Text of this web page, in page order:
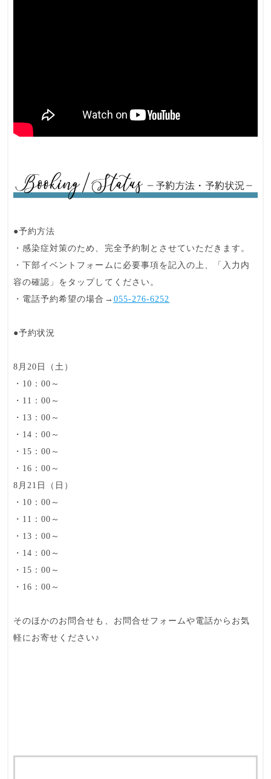
●予約方法
・感染症対策のため、 完全予約制 とさせていただきます。
・下部イベントフォームに必要事項を記入の上、「入力内
容の確認」をタップしてください。
・電話予約希望の場合→ 055-276-6252
●予約状況
8月20日（土）
・10：00～
・11：00～
・13：00～
・14：00～
・15：00～
・16：00～
8月21日（日）
・10：00～
・11：00～
・13：00～
・14：00～
・15：00～
・16：00～
そのほかのお問合せも、お問合せフォームや電話からお気
軽にお寄せください♪